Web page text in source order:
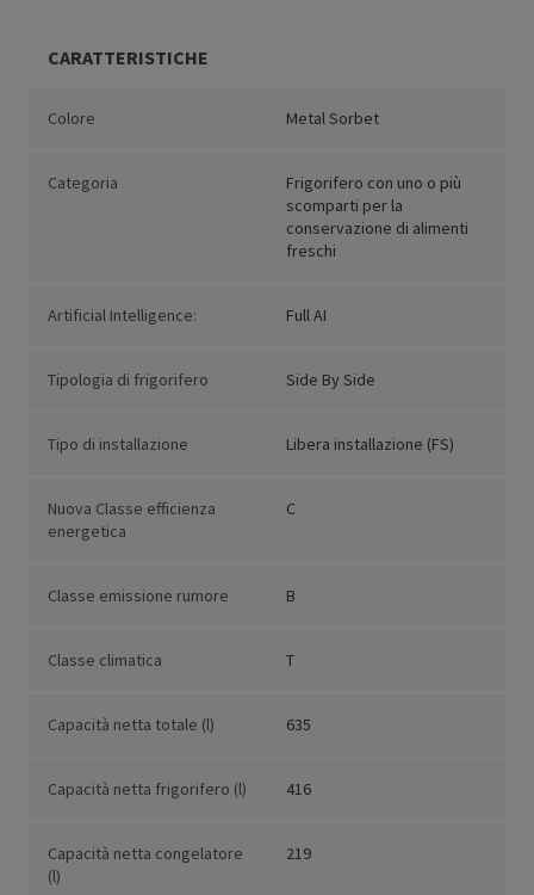
CARATTERISTICHE
Colore Metal Sorbet
Categoria
Frigorifero con uno o più
scomparti per la
conservazione di alimenti
freschi
Artificial Intelligence: Full AI
Tipologia di frigorifero Side By Side
Tipo di installazione Libera installazione (FS)
Nuova Classe efficienza
energetica
C
Classe emissione rumore B
Classe climatica T
Capacità netta totale (l) 635
Capacità netta frigorifero (l) 416
Capacità netta congelatore
(l)
219